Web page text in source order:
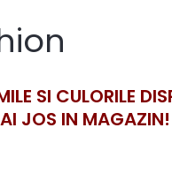
SI CULORILE
JOS IN MAGAZIN!